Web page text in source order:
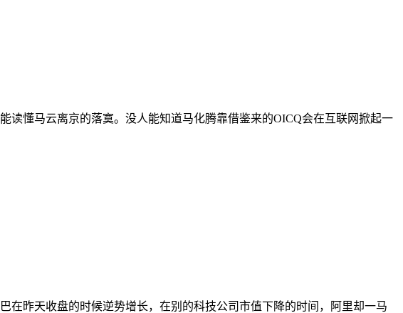
读懂马云离京的落寞。没人能知道马化腾靠借鉴来的OICQ会在互联网掀起一
在昨天收盘的时候逆势增长，在别的科技公司市值下降的时间，阿里却一马